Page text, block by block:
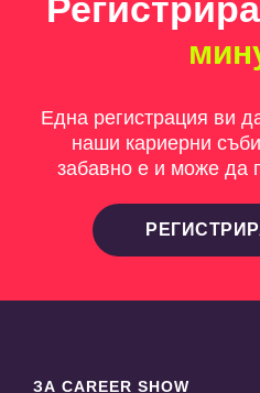
Една регистрация ви
наши кариерни
забавно е и може да
ЗА CAREER SHOW